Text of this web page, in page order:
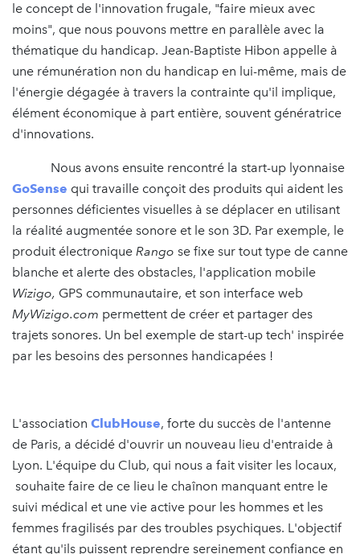
le concept de l'innovation frugale, "faire mieux avec
moins", que nous pouvons mettre en parallèle avec la
thématique du handicap. Jean-Baptiste Hibon appelle à
une rémunération non du handicap en lui-même, mais de
l'énergie dégagée à travers la contrainte qu'il implique,
élément économique à part entière, souvent génératrice
d'innovations.
Nous avons ensuite rencontré la start-up lyonnaise
GoSense qui travaille conçoit des produits qui aident les
personnes déficientes visuelles à se déplacer en utilisant
la réalité augmentée sonore et le son 3D. Par exemple, le
produit électronique Rango se fixe sur tout type de canne
blanche et alerte des obstacles, l'application mobile
Wizigo, GPS communautaire, et son interface web
MyWizigo.com permettent de créer et partager des
trajets sonores. Un bel exemple de start-up tech' inspirée
par les besoins des personnes handicapées !
L'association ClubHouse, forte du succès de l'antenne
de Paris, a décidé d'ouvrir un nouveau lieu d'entraide à
Lyon. L'équipe du Club, qui nous a fait visiter les locaux,
souhaite faire de ce lieu le chaînon manquant entre le
suivi médical et une vie active pour les hommes et les
femmes fragilisés par des troubles psychiques. L'objectif
étant qu'ils puissent reprendre sereinement confiance en